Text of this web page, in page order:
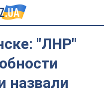
"ЛНР"
назвали